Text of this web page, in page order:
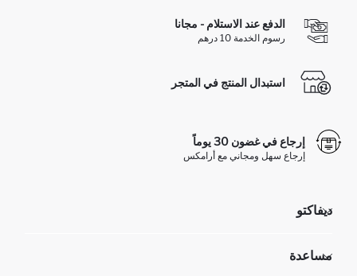
الدفع عند الاستلام - مجانا
رسوم الخدمة 10 درهم
استبدال المنتج في المتجر
إرجاع في غضون 30 يوماً
إرجاع سهل ومجاني مع أرامكس
ديفاكتو
تعرف علينا
مساعدة